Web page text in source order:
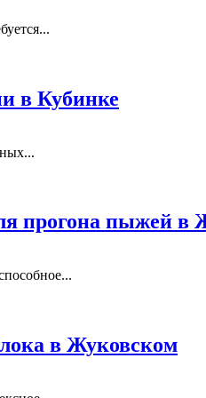
в Кубинке
прогона пыжей в
в Жуковском